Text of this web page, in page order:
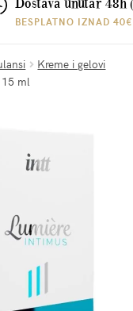
Dostava unutar 48h
BESPLATNO IZNAD 40€
Kreme i gelovi
15 ml